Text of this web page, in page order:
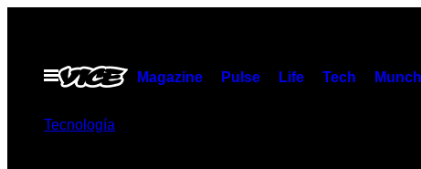
contenido
Abrir
Menú
Magazine Pulse Life Tech
Tecnología